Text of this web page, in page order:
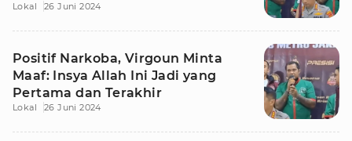
Lokal 26 Juni 2024
Positif Narkoba, Virgoun Minta
Maaf: Insya Allah Ini Jadi yang
Pertama dan Terakhir
Lokal 26 Juni 2024